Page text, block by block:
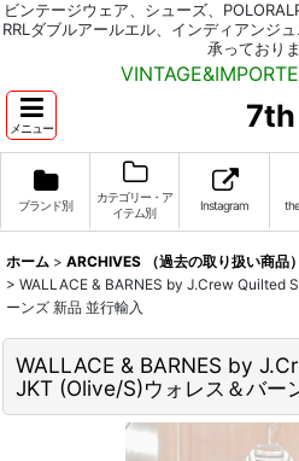
ビンテージウェア、シューズ、
RRLダブルアールエル、インディアンジ
承っておりま
メニュー 7th
ブランド別
カテゴリー・ア
イテム別
Instagram
ホーム > ARCHIVES （過去の取り扱い商品）
> WALLACE & BARNES by J.Crew Quilted
ーンズ 新品 並行輸入
WALLACE & BARNES by
JKT (Olive/S)ウォレス＆バー